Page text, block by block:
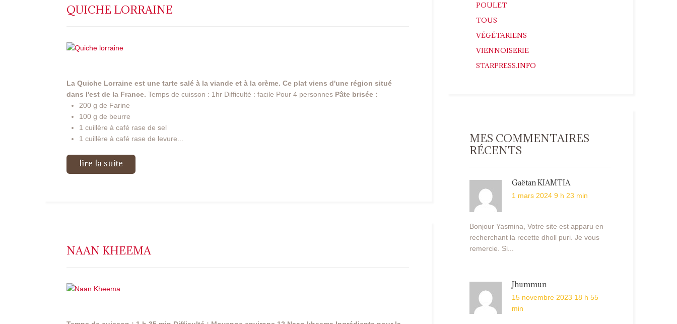
QUICHE LORRAINE
La Quiche Lorraine est une tarte salé à la viande et à la crème. Ce plat viens d'une région situé
dans l'est de la France. Temps de cuisson : 1hr Difficulté : facile Pour 4 personnes Pâte brisée :
200 g de Farine
100 g de beurre
1 cuillère à café rase de sel
1 cuillère à café rase de levure...
lire la suite
NAAN KHEEMA
POULET
TOUS
VÉGÉTARIENS
VIENNOISERIE
STARPRESS.INFO
MES COMMENTAIRES
RÉCENTS
Gaëtan KIAMTIA
1 mars 2024 9 h 23 min
Bonjour Yasmina, Votre site est apparu en
recherchant la recette dholl puri. Je vous
remercie. Si...
Jhummun
15 novembre 2023 18 h 55
min